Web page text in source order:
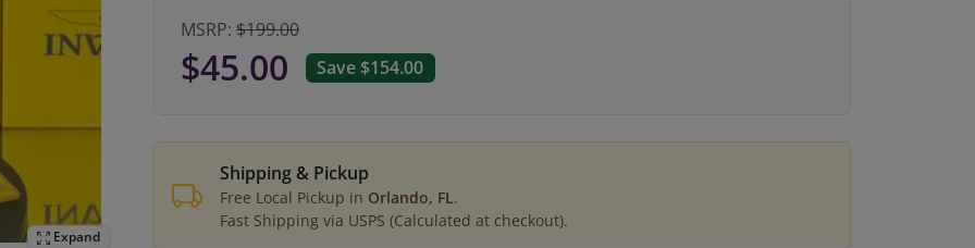
Expand
MSRP: $199.00
$45.00 Save $154.00
Shipping & Pickup
Free Local Pickup in Orlando, FL.
Fast Shipping via USPS (Calculated at checkout).